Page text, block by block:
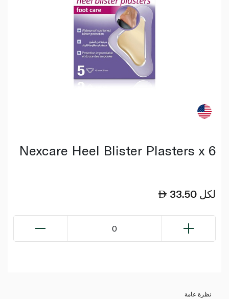
Nexcare Heel Blister Plasters x 6
33.50 لكل
0
نظرة عامة